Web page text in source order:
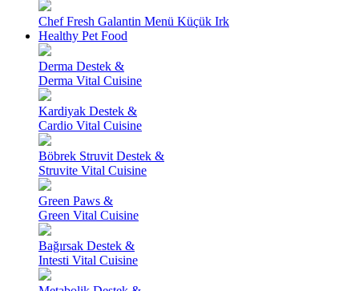
Chef Fresh Galantin Menü Küçük Irk
Healthy Pet Food
Derma Destek &
Derma Vital Cuisine
Kardiyak Destek &
Cardio Vital Cuisine
Böbrek Struvit Destek &
Struvite Vital Cuisine
Green Paws &
Green Vital Cuisine
Bağırsak Destek &
Intesti Vital Cuisine